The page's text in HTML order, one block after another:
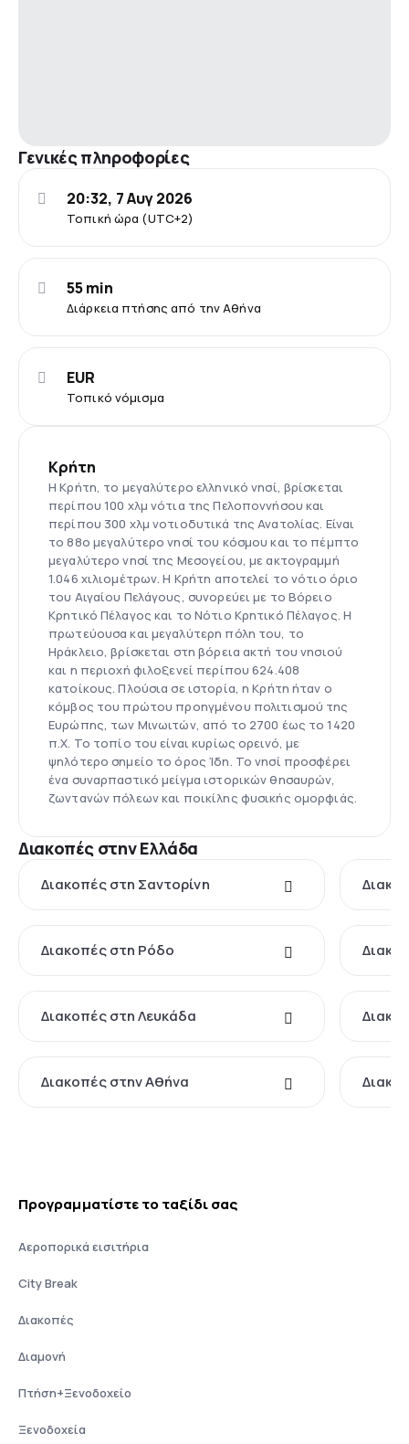
Γενικές πληροφορίες
Τοπική ώρα (UTC+2)
20:32, 7 Αυγ 2026
Διάρκεια πτήσης από την Αθήνα
55 min
Τοπικό νόμισμα
EUR
Κρήτη
Η Κρήτη, το μεγαλύτερο ελληνικό νησί, βρίσκεται
περίπου 100 χλμ νότια της Πελοποννήσου και
περίπου 300 χλμ νοτιοδυτικά της Ανατολίας. Είναι
το 88ο μεγαλύτερο νησί του κόσμου και το πέμπτο
μεγαλύτερο νησί της Μεσογείου, με ακτογραμμή
1.046 χιλιομέτρων. Η Κρήτη αποτελεί το νότιο όριο
του Αιγαίου Πελάγους, συνορεύει με το Βόρειο
Κρητικό Πέλαγος και το Νότιο Κρητικό Πέλαγος. Η
πρωτεύουσα και μεγαλύτερη πόλη του, το
Ηράκλειο, βρίσκεται στη βόρεια ακτή του νησιού
και η περιοχή φιλοξενεί περίπου 624.408
κατοίκους. Πλούσια σε ιστορία, η Κρήτη ήταν ο
κόμβος του πρώτου προηγμένου πολιτισμού της
Ευρώπης, των Μινωιτών, από το 2700 έως το 1420
π.Χ. Το τοπίο του είναι κυρίως ορεινό, με
ψηλότερο σημείο το όρος Ίδη. Το νησί προσφέρει
ένα συναρπαστικό μείγμα ιστορικών θησαυρών,
ζωντανών πόλεων και ποικίλης φυσικής ομορφιάς.
Διακοπές στην Ελλάδα
Διακοπές στη Σαντορίνη
Διακοπές στη Ρόδο
Διακοπές στη Λευκάδα
Διακοπές στην Αθήνα
Προγραμματίστε το ταξίδι σας
Αεροπορικά εισιτήρια
City Break
Διακοπές
Διαμονή
Πτήση+Ξενοδοχείο
Ξενοδοχεία